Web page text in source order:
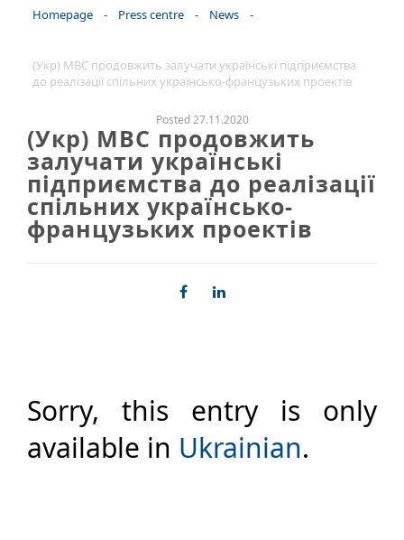
Homepage - Press centre - News -
(Укр) МВС продовжить залучати українські підприємства
до реалізації спільних українсько-французьких проектів
Posted 27.11.2020
(Укр) МВС продовжить
залучати українські
підприємства до реалізації
спільних українсько-
французьких проектів
Sorry, this entry is only
available in Ukrainian.